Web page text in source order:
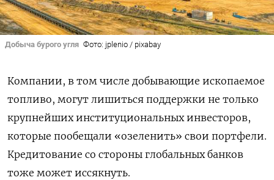
Добыча бурого угля Фото: jplenio / pixabay
Компании, в том числе добывающие ископаемое
топливо, могут лишиться поддержки не только
крупнейших институциональных инвесторов,
которые пообещали «озеленить» свои портфели.
Кредитование со стороны глобальных банков
тоже может иссякнуть.